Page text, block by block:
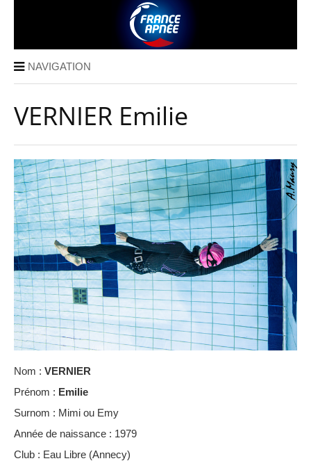
NAVIGATION
VERNIER Emilie
Nom : VERNIER
Prénom : Emilie
Surnom : Mimi ou Emy
Année de naissance : 1979
Club : Eau Libre (Annecy)